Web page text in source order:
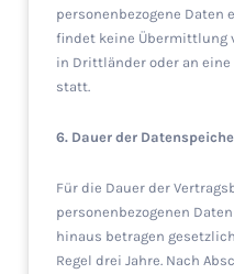
personenbezogene Daten
findet keine Übermittlung
in Drittländer oder an
statt.
6. Dauer der
Für die Dauer der
personenbezogenen
hinaus betragen
Regel drei Jahre. Nach